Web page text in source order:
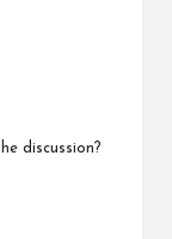
discussion?